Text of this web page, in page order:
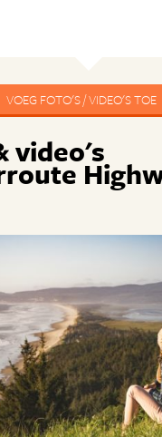
VOEG FOTO'S / VIDEO'S TOE
video's